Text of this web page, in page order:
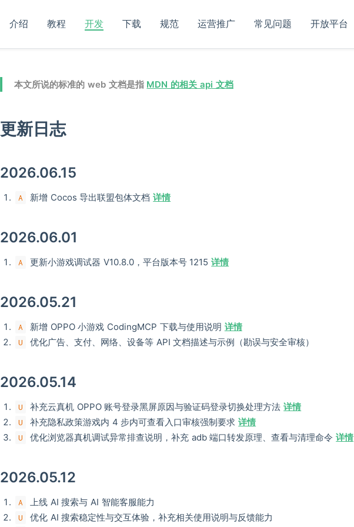
介绍 教程 开发 下载 规范 运营推广 常见问题 开放平台
本文所说的标准的 web 文档是指 MDN 的相关 api 文档
更新日志
2026.06.15
A 新增 Cocos 导出联盟包体文档详情
2026.06.01
A 更新小游戏调试器 V10.8.0，平台版本号 1215详情
2026.05.21
A 新增 OPPO 小游戏 CodingMCP 下载与使用说明 详情
U 优化广告、支付、网络、设备等 API 文档描述与示例（勘误与安全审核）
2026.05.14
U 补充云真机 OPPO 账号登录黑屏原因与验证码登录切换处理方法详情
U 补充隐私政策游戏内 4 步内可查看入口审核强制要求详情
U 优化浏览器真机调试异常排查说明，补充 adb 端口转发原理、查看与清理命令详情
2026.05.12
A 上线 AI 搜索与 AI 智能客服能力
U 优化 AI 搜索稳定性与交互体验，补充相关使用说明与反馈能力